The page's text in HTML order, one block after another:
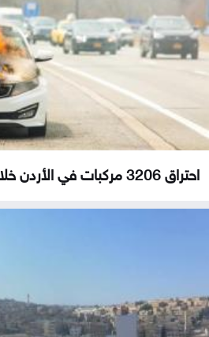
احتراق 3206 مركبات في الأردن خلال عامين